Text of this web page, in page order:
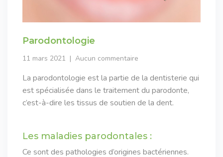
Parodontologie
11 mars 2021 Aucun commentaire
La parodontologie est la partie de la dentisterie qui
est spécialisée dans le traitement du parodonte,
c’est-à-dire les tissus de soutien de la dent.
Les maladies parodontales :
Ce sont des pathologies d’origines bactériennes.